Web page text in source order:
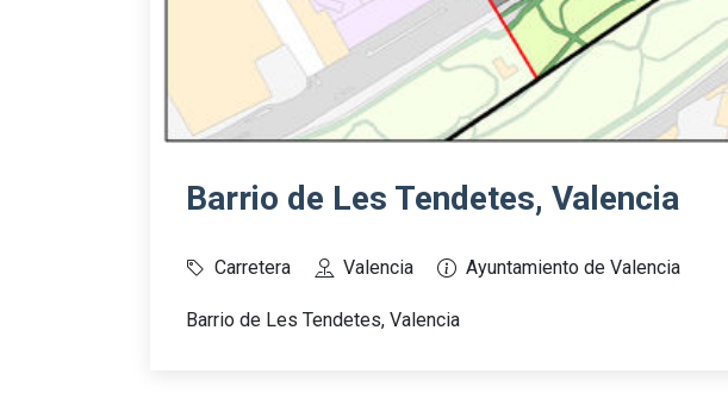
Barrio de Les Tendetes, Valencia
Carretera Valencia Ayuntamiento de Valencia
Barrio de Les Tendetes, Valencia